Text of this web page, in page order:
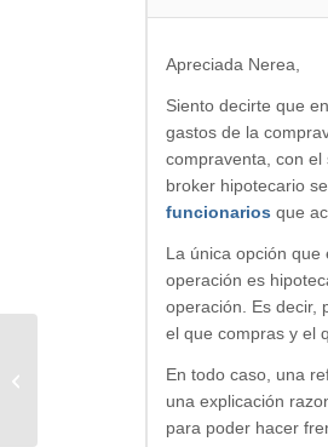
Apreciada Nerea,
Siento decirte que
gastos de la
compraventa, con el
broker hipotecario
funcionarios que
La única opción
operación es
operación. Es decir,
el que compras y el
En todo caso, una
una explicación
para poder hacer